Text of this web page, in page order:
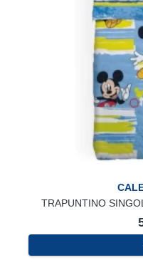
TRAPUNTINO